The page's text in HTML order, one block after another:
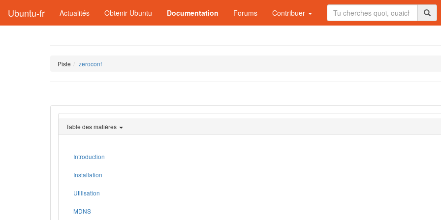
Ubuntu-fr Actualités Obtenir Ubuntu Documentation Forums Contribuer
Piste zeroconf
Table des matières
Introduction
Installation
Utilisation
MDNS